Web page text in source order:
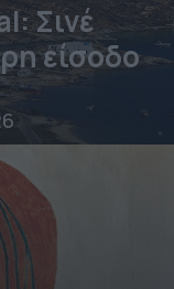
Σινέ
είσοδο